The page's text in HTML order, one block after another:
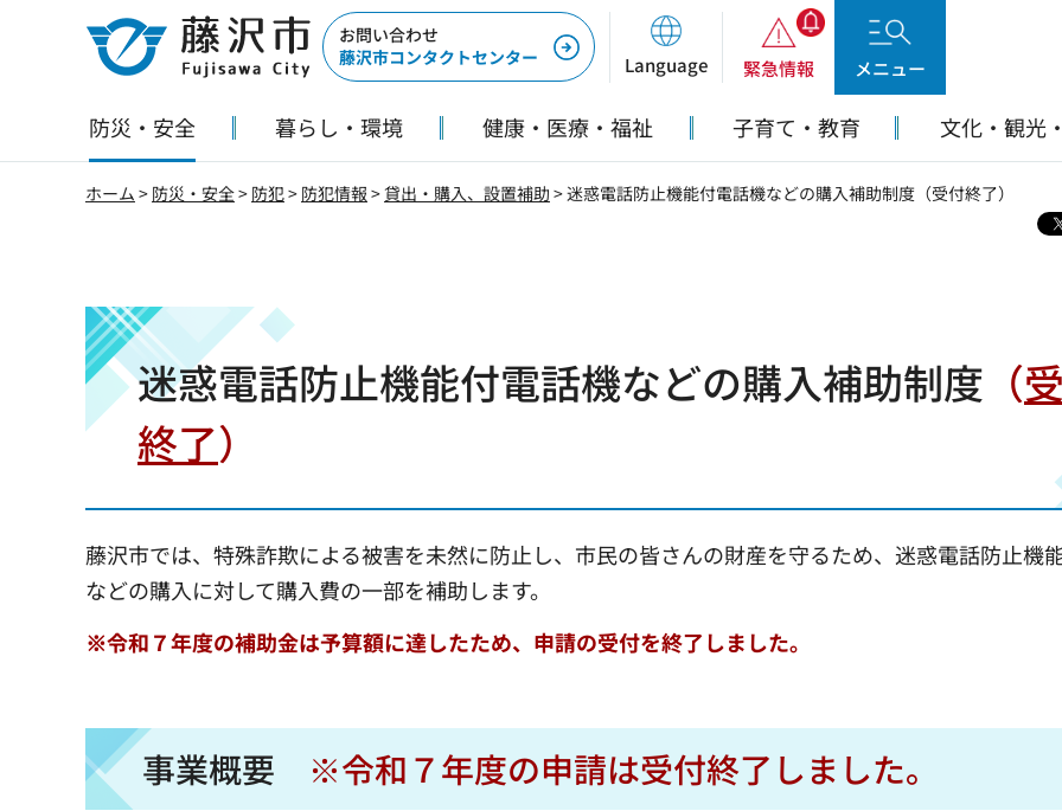
藤沢市
お問い合わせ
藤沢市コンタクトセンター
Language 緊急情報 メニュー
防災・安全 暮らし・環境 健康・医療・福祉 子育て・教育 文化・観光
ホーム > 防災・安全> 防犯> 防犯情報 >貸出・購入、設置補助 > 迷惑電話防止機能付電話機などの購入補助制度（受付終了）
迷惑電話防止機能付電話機などの購入補助制度 （
終了）
藤沢市では、特殊詐欺による被害を未然に防止し、市民の皆さんの財産を守るため、迷惑電話防止機
などの購入に対して購入費の一部を補助します。
※令和７年度の補助金は予算額に達したため、申請の受付を終了しました。
事業概要 ※令和７年度の申請は受付終了しました。